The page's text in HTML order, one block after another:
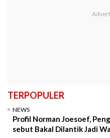
TERPOPULER
NEWS
Profil Norman Joesoef,
sebut Bakal Dilantik Jadi